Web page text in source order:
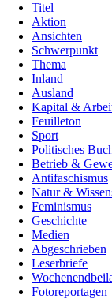
Titel
Aktion
Ansichten
Schwerpunkt
Thema
Inland
Ausland
Kapital &
Feuilleton
Sport
Politisches
Betrieb &
Antifaschismus
Natur &
Feminismus
Geschichte
Medien
Abgeschrieben
Leserbriefe
Fotoreportagen